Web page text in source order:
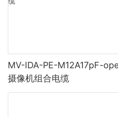
MV-IDA-PE-M12A17pF-
摄像机组合电缆